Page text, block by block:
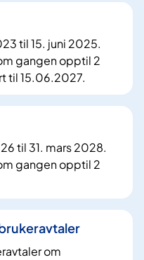
til 15. juni 2025.
gangen opptil 2
til 15.06.2027.
til 31. mars 2028.
gangen opptil 2
om